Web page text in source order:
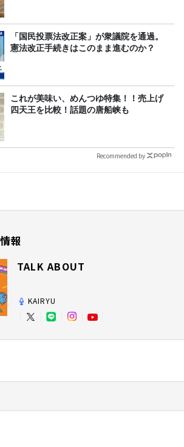
「国民投票法改正案」が衆議院を通過。
憲法改正手続きはこのまま進むのか？
これが美味い、めんつゆ特集！！売上げ
四天王を比較！話題の唐船峡も
Recommended by
報
TALK ABOUT
KAIRYU